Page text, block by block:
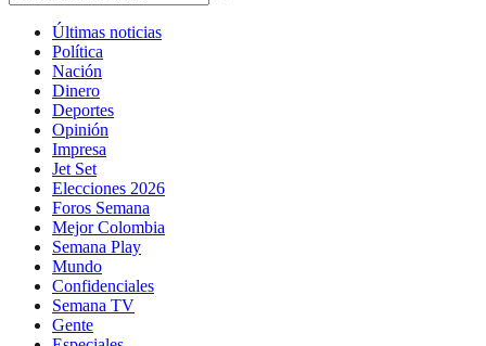
Últimas noticias
Política
Nación
Dinero
Deportes
Opinión
Impresa
Jet Set
Elecciones 2026
Foros Semana
Mejor Colombia
Semana Play
Mundo
Confidenciales
Semana TV
Gente